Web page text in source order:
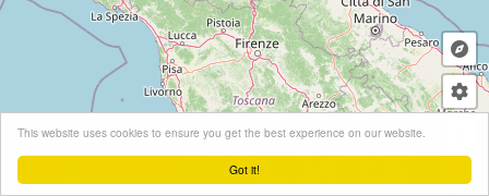
Got it!
This website uses cookies to ensure you get the best experience on our website.
Leaflet| ©OpenStreetMapcontributors